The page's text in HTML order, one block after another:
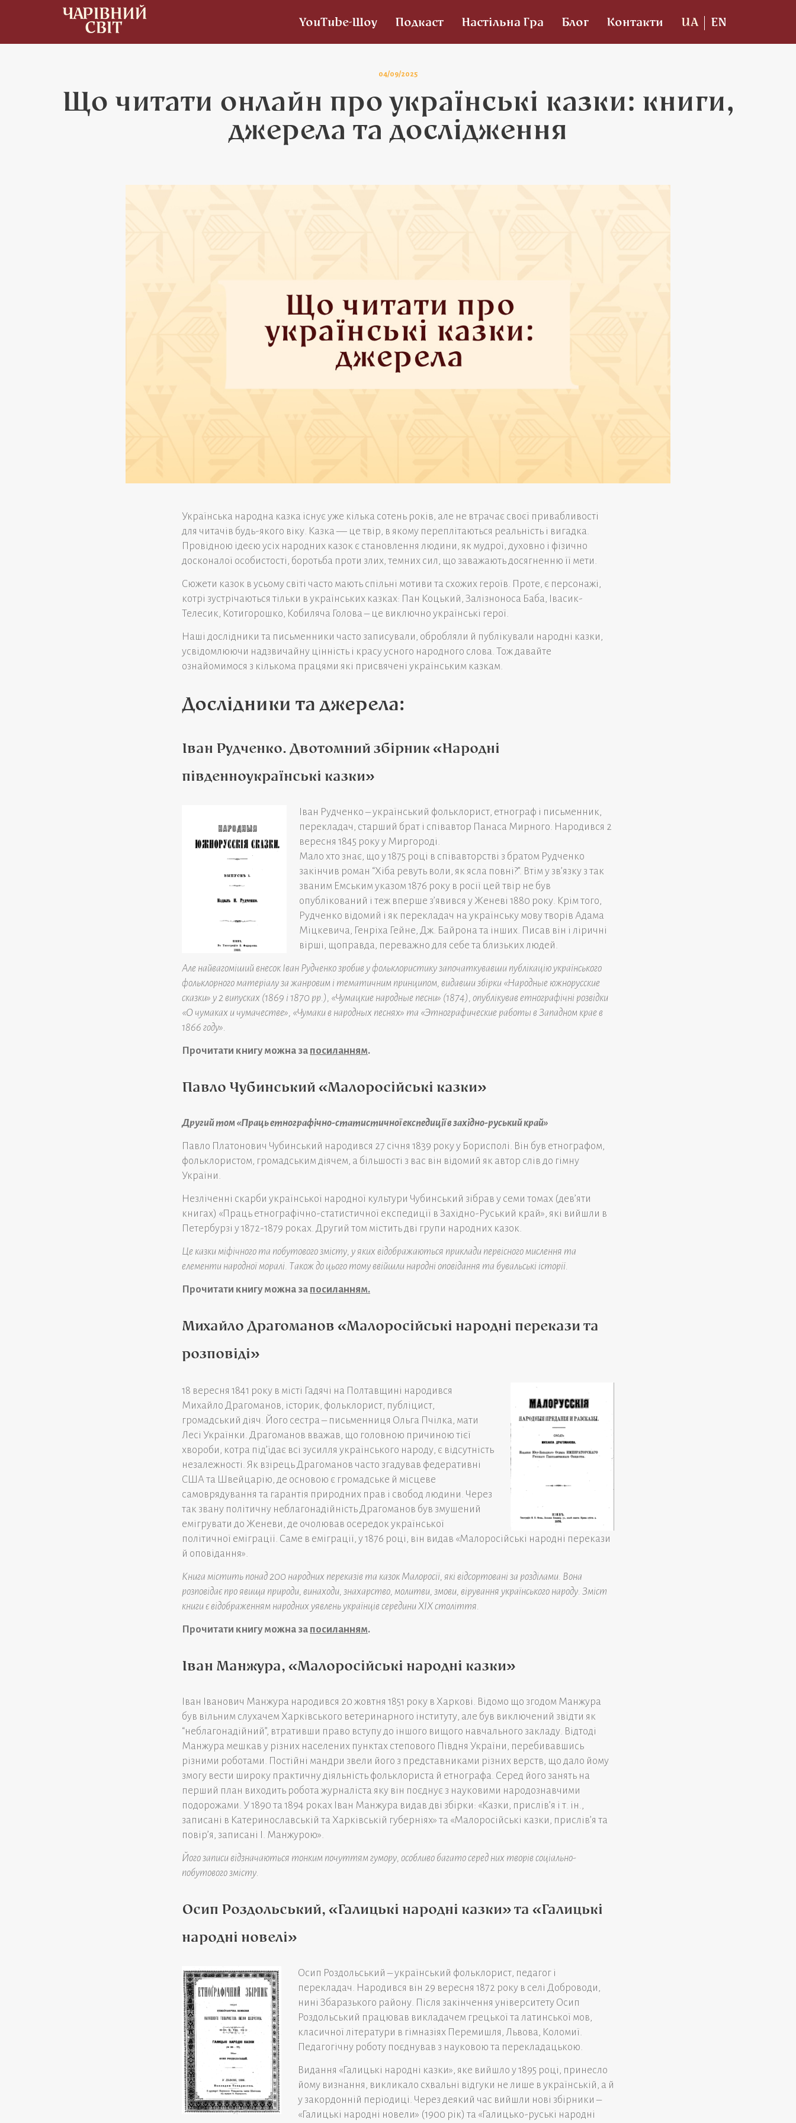
YouTube-Шоу Подкаст Настільна Гра Блог Контакти UA EN
04/09/2025
Що читати онлайн про українські казки: книги,
джерела та дослідження
Українська народна казка існує уже кілька сотень років, але не втрачає своєї привабливості
для читачів будь-якого віку. Казка — це твір, в якому переплітаються реальність і вигадка.
Провідною ідеєю усіх народних казок є становлення людини, як мудрої, духовно і фізично
досконалої особистості, боротьба проти злих, темних сил, що заважають досягненню її мети.
Сюжети казок в усьому світі часто мають спільні мотиви та схожих героїв. Проте, є персонажі,
котрі зустрічаються тільки в українських казках: Пан Коцький, Залізноноса Баба, Івасик-
Телесик, Котигорошко, Кобиляча Голова – це виключно українські герої.
Наші дослідники та письменники часто записували, обробляли й публікували народні казки,
усвідомлюючи надзвичайну цінність і красу усного народного слова. Тож давайте
ознайомимося з кількома працями які присвячені українським казкам.
Дослідники та джерела:
Іван Рудченко. Двотомний збірник «Народні
південноукраїнські казки»
Іван Рудченко – український фольклорист, етнограф і письменник,
перекладач, старший брат і співавтор Панаса Мирного. Народився 2
вересня 1845 року у Миргороді.
Мало хто знає, що у 1875 році в співавторстві з братом Рудченко
закінчив роман “Хіба ревуть воли, як ясла повні?”. Втім у зв’язку з так
званим Емським указом 1876 року в росії цей твір не був
опублікований і теж вперше з’явився у Женеві 1880 року. Крім того,
Рудченко відомий і як перекладач на українську мову творів Адама
Міцкевича, Генріха Гейне, Дж. Байрона та інших. Писав він і ліричні
вірші, щоправда, переважно для себе та близьких людей.
Але найвагоміший внесок Іван Рудченко зробив у фольклористику започаткувавши публікацію українського
фольклорного матеріалу за жанровим і тематичним принципом, видавши збірки «Народные южнорусские
сказки» у 2 випусках (1869 і 1870 рр.), «Чумацкие народные песни» (1874), опублікував етнографічні розвідки
«О чумаках и чумачестве», «Чумаки в народных песнях» та «Этнографические работы в Западном крае в
1866 году».
Прочитати книгу можна за посиланням.
Павло Чубинський «Малоросійські казки»
Другий том «Праць етнографічно-статистичної експедиції в західно-руський край»
Павло Платонович Чубинський народився 27 січня 1839 року у Борисполі. Він був етнографом,
фольклористом, громадським діячем, а більшості з вас він відомий як автор слів до гімну
України.
Незліченні скарби української народної культури Чубинський зібрав у семи томах (дев’яти
книгах) «Праць етнографічно-статистичної експедиції в Західно-Руський край», які вийшли в
Петербурзі у 1872-1879 роках. Другий том містить дві групи народних казок.
Це казки міфічного та побутового змісту, у яких відображаються приклади первісного мислення та
елементи народної моралі. Також до цього тому ввійшли народні оповідання та бувальські історії.
Прочитати книгу можна за посиланням.
Михайло Драгоманов «Малоросійські народні перекази та
розповіді»
18 вересня 1841 року в місті Гадячі на Полтавщині народився
Михайло Драгоманов, історик, фольклорист, публіцист,
громадський діяч. Його сестра – письменниця Ольга Пчілка, мати
Лесі Українки. Драгоманов вважав, що головною причиною тієї
хвороби, котра під’їдає всі зусилля українського народу, є відсутність
незалежності. Як взірець Драгоманов часто згадував федеративні
США та Швейцарію, де основою є громадське й місцеве
самоврядування та гарантія природних прав і свобод людини. Через
так звану політичну неблагонадійність Драгоманов був змушений
емігрувати до Женеви, де очолював осередок української
політичної еміграції. Саме в еміграції, у 1876 році, він видав «Малоросійські народні перекази
й оповідання».
Книга містить понад 200 народних переказів та казок Малоросії, які відсортовані за розділами. Вона
розповідає про явища природи, винаходи, знахарство, молитви, змови, вірування українського народу. Зміст
книги є відображенням народних уявлень українців середини XIX століття.
Прочитати книгу можна за посиланням.
Іван Манжура, «Малоросійські народні казки»
Іван Іванович Манжура народився 20 жовтня 1851 року в Харкові. Відомо що згодом Манжура
був вільним слухачем Харківського ветеринарного інституту, але був виключений звідти як
“неблагонадійний”, втративши право вступу до іншого вищого навчального закладу. Відтоді
Манжура мешкав у різних населених пунктах степового Півдня України, перебивавшись
різними роботами. Постійні мандри звели його з представниками різних верств, що дало йому
змогу вести широку практичну діяльність фольклориста й етнографа. Серед його занять на
перший план виходить робота журналіста яку він поєднує з науковими народознавчими
подорожами. У 1890 та 1894 роках Іван Манжура видав дві збірки: «Казки, прислів’я і т. ін.,
записані в Катеринославській та Харківській губерніях» та «Малоросійські казки, прислів’я та
повір’я, записані І. Манжурою».
Його записи відзначаються тонким почуттям гумору, особливо багато серед них творів соціально-
побутового змісту.
Осип Роздольський, «Галицькі народні казки» та «Галицькі
народні новелі»
Осип Роздольський – український фольклорист, педагог і
перекладач. Народився він 29 вересня 1872 року в селі Доброводи,
нині Збаразького району. Після закінчення університету Осип
Роздольський працював викладачем грецької та латинської мов,
класичної літератури в гімназіях Перемишля, Львова, Коломиї.
Педагогічну роботу поєднував з науковою та перекладацькою.
Видання «Галицькі народні казки», яке вийшло у 1895 році, принесло
йому визнання, викликало схвальні відгуки не лише в українській, а й
у закордонній періодиці. Через деякий час вийшли нові збірники –
«Галицькі народні новели» (1900 рік) та «Галицько-руські народні